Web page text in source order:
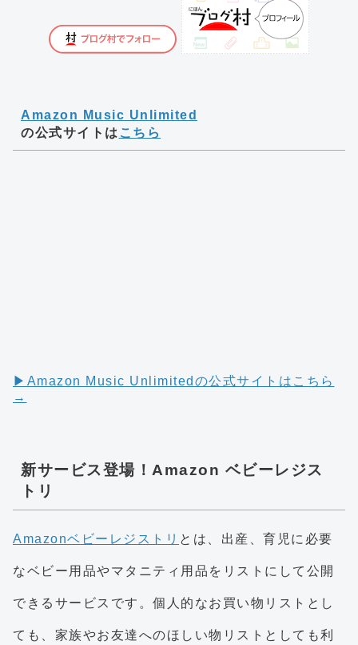
Amazon Music Unlimited
の公式サイトは こちら
▶︎Amazon Music Unlimitedの公式サイトはこちら
→
新サービス登場！Amazon ベビーレジス
トリ
Amazonベビーレジストリ とは、出産、育児に必要
なベビー用品やマタニティ用品をリストにして公開
できるサービスです。個人的なお買い物リストとし
ても、家族やお友達へのほしい物リストとしても利